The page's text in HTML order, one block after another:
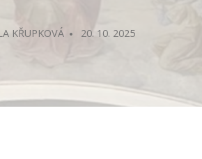
KŘUPKOVÁ
20. 10. 2025